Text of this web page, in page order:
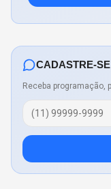
CADASTRE-
Receba programação,